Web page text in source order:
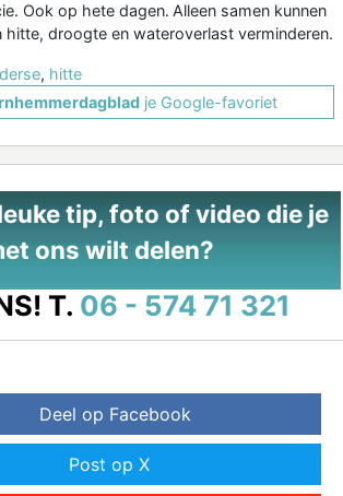
Ook op hete dagen. Alleen samen kunnen
hitte, droogte en wateroverlast verminderen.
, hitte
je Google-favoriet
tip, foto of video die je
ons wilt delen?
T. 06 - 574 71 321
Deel op Facebook
Post op X